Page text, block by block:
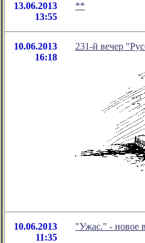
13.06.2013
13:55
**
10.06.2013
16:18
231-й вечер
10.06.2013
11:35
"Ужас." - новое